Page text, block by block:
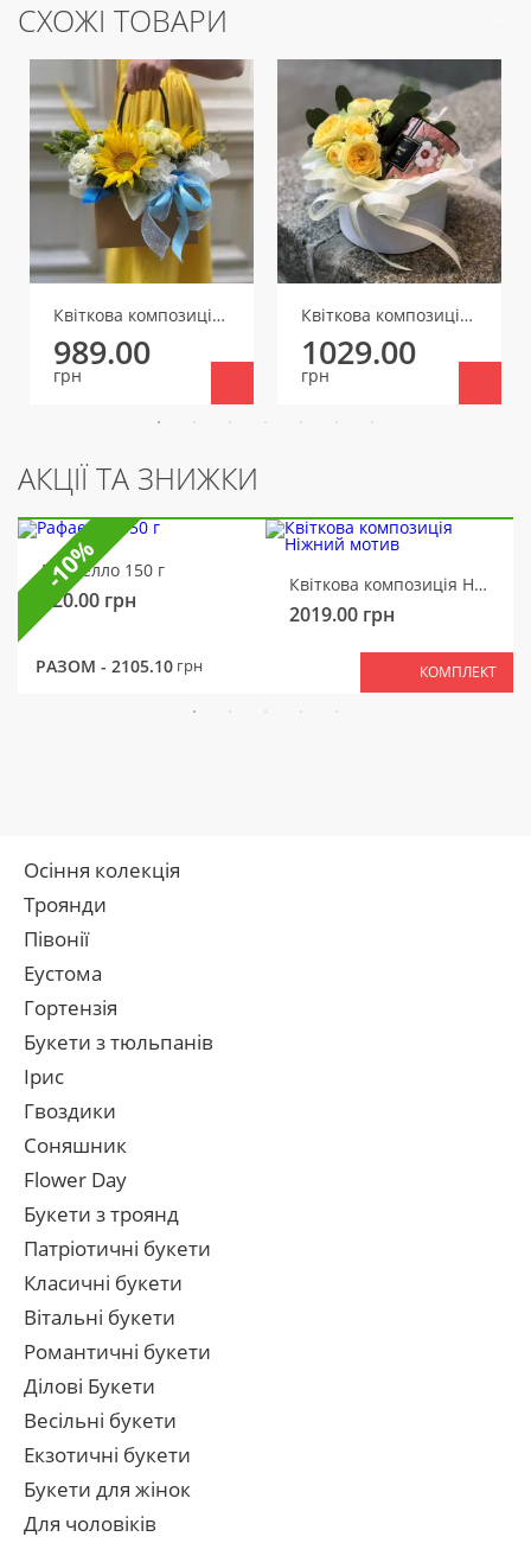
СХОЖІ ТОВАРИ
Квіткова композиція Святковий День
989.00
грн
Квіткова композиція Лимонний прованс
1029.00
грн
АКЦІЇ ТА ЗНИЖКИ
Рафаелло 150 г
320.00 грн
Квіткова композиція Ніжний мотив
2019.00 грн
РАЗОМ - 2105.10 грн КОМПЛЕКТ
-10%
Осіння колекція
Троянди
Півонії
Еустома
Гортензія
Букети з тюльпанів
Ірис
Гвоздики
Соняшник
Flower Day
Букети з троянд
Патріотичні букети
Класичні букети
Вітальні букети
Романтичні букети
Ділові Букети
Весільні букети
Екзотичні букети
Букети для жінок
Для чоловіків